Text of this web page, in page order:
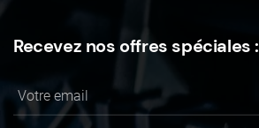
Recevez nos offres spéciales :